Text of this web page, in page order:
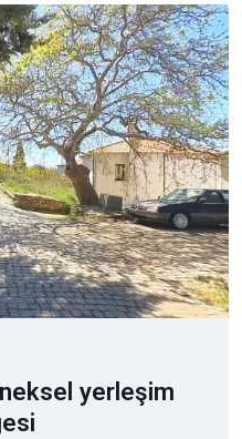
yerleşim